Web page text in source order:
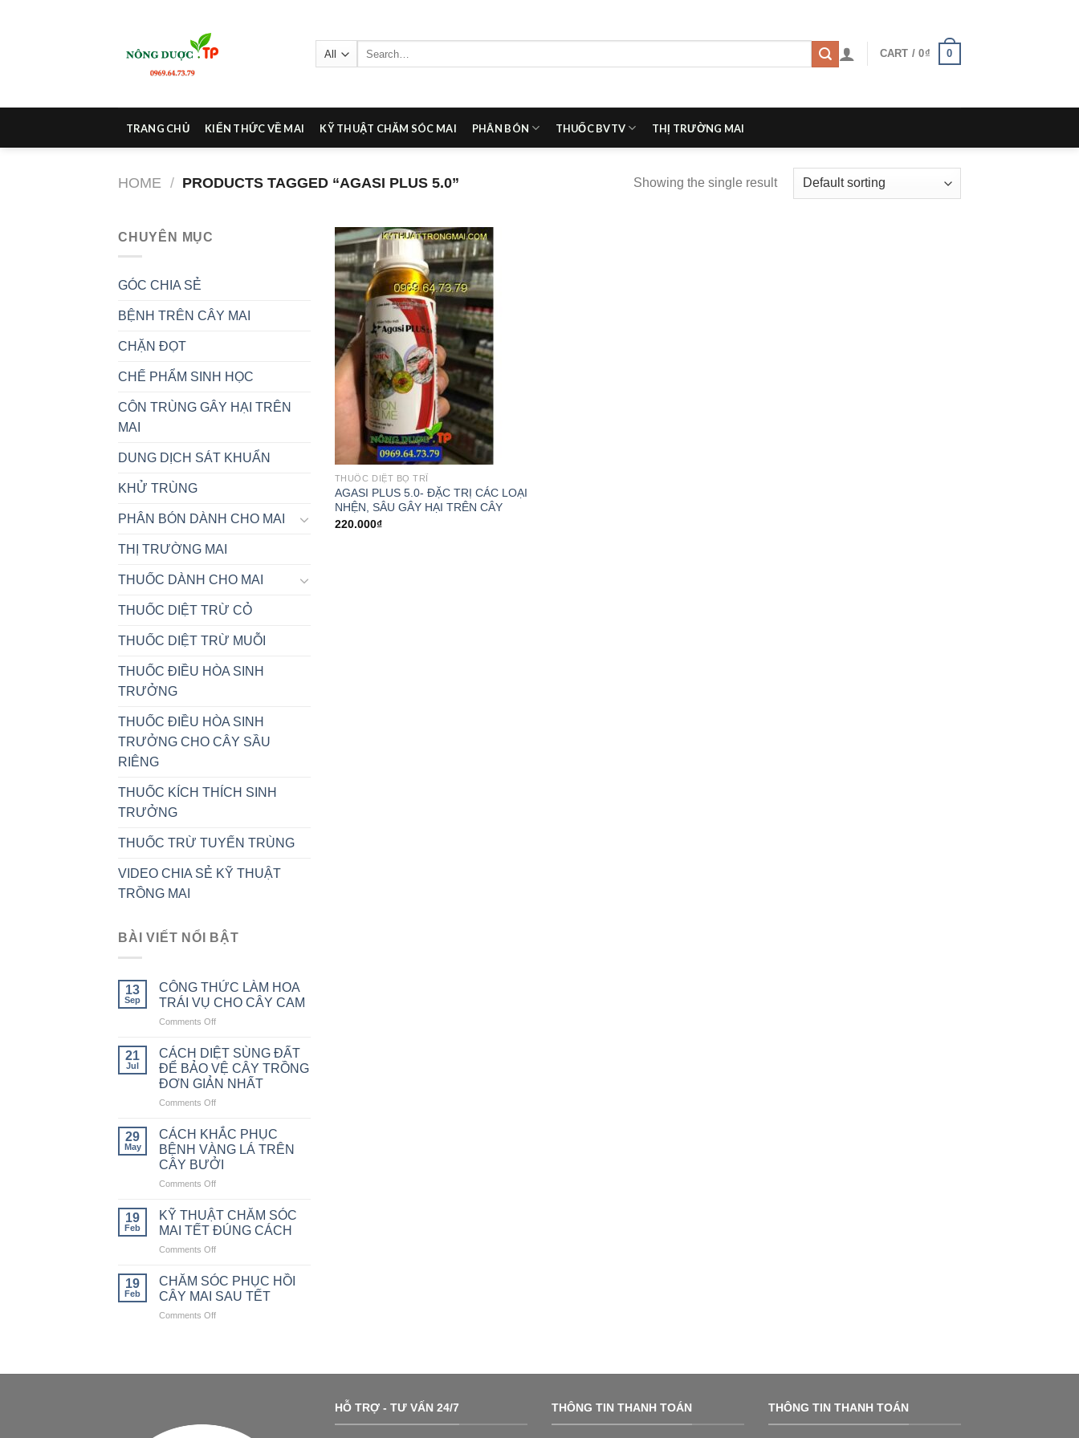
Search
CART /0₫ 0
TRANG CHỦ KIẾN THỨC VỀ MAI KỸ THUẬT CHĂM SÓC MAI PHÂN BÓN THUỐC BVTV THỊ TRƯỜNG MAI
HOME / PRODUCTS TAGGED “AGASI PLUS 5.0” Showing the single result
CHUYÊN MỤC
GÓC CHIA SẺ
BỆNH TRÊN CÂY MAI
CHẶN ĐỌT
CHẾ PHẨM SINH HỌC
CÔN TRÙNG GÂY HẠI TRÊN
MAI
DUNG DỊCH SÁT KHUẨN
KHỬ TRÙNG
PHÂN BÓN DÀNH CHO MAI
THỊ TRƯỜNG MAI
THUỐC DÀNH CHO MAI
THUỐC DIỆT TRỪ CỎ
THUỐC DIỆT TRỪ MUỖI
THUỐC ĐIỀU HÒA SINH
TRƯỞNG
THUỐC ĐIỀU HÒA SINH
TRƯỞNG CHO CÂY SẦU
RIÊNG
THUỐC KÍCH THÍCH SINH
TRƯỞNG
THUỐC TRỪ TUYẾN TRÙNG
VIDEO CHIA SẺ KỸ THUẬT
TRỒNG MAI
BÀI VIẾT NỔI BẬT
13
Sep
CÔNG THỨC LÀM HOA
TRÁI VỤ CHO CÂY CAM
Comments Off
THỨC
LÀM
HOA
TRÁI
CÂY
CAM
21
Jul
CÁCH DIỆT SÙNG ĐẤT
ĐỂ BẢO VỆ CÂY TRỒNG
ĐƠN GIẢN NHẤT
Comments Off
DIỆT
SÙNG
ĐẤT
ĐỂ
CÂY
TRỒNG
29
May
CÁCH KHẮC PHỤC
BỆNH VÀNG LÁ TRÊN
CÂY BƯỞI
Comments Off
KHẮC
PHỤC
BỆNH
TRÊN
CÂY
19
Feb
KỸ THUẬT CHĂM SÓC
MAI TẾT ĐÚNG CÁCH
Comments Off
THUẬT
CHĂM
SÓC
19
Feb
CHĂM SÓC PHỤC HỒI
CÂY MAI SAU TẾT
Comments Off
TẾT
Add to
THUỐC DIỆT BỌ TRĨ
AGASI PLUS 5.0- ĐẶC TRỊ CÁC LOẠI
NHỆN, SÂU GÂY HẠI TRÊN CÂY
220.000₫
HỖ TRỢ - TƯ VẤN 24/7 THÔNG TIN THANH TOÁN THÔNG TIN THANH TOÁN